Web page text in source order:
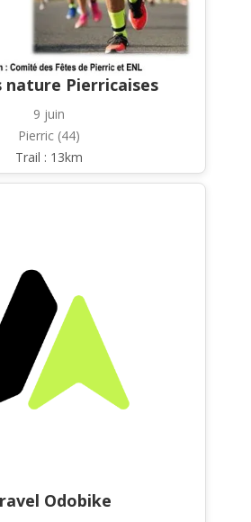
nature Pierricaises
9 juin
Pierric (44)
Trail : 13km
Odobike